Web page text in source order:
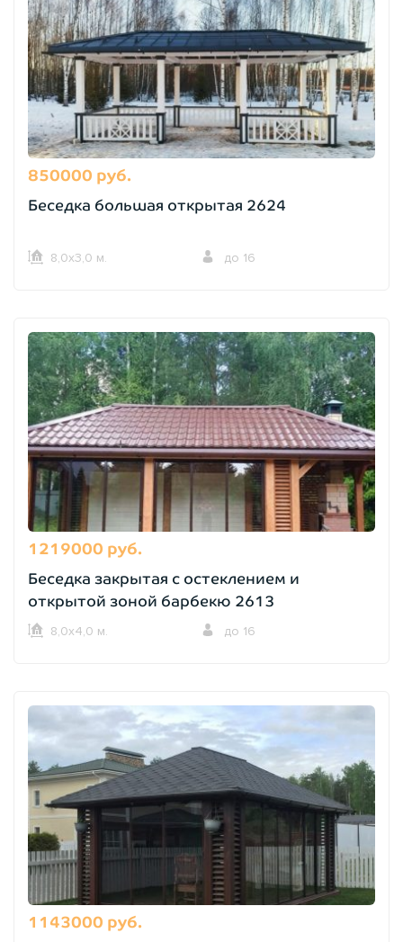
850000 руб.
Беседка большая открытая 2624
8,0х3,0 м. до 16
1219000 руб.
Беседка закрытая с остеклением и
открытой зоной барбекю 2613
8,0х4,0 м. до 16
1143000 руб.